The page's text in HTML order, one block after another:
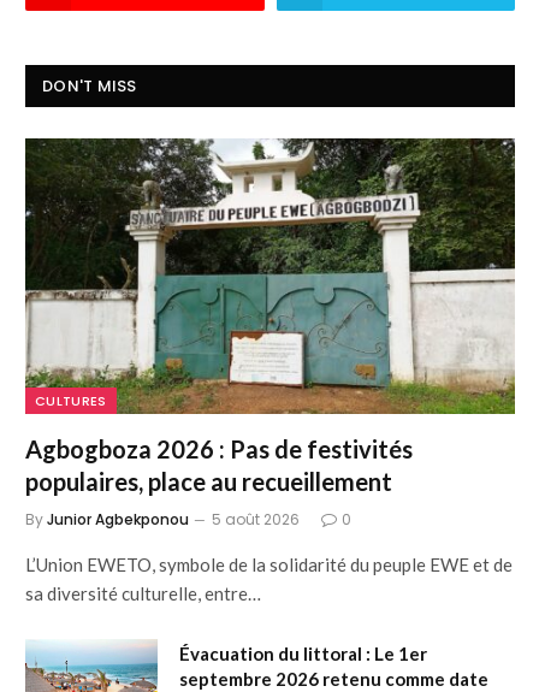
DON'T MISS
CULTURES
Agbogboza 2026 : Pas de festivités
populaires, place au recueillement
ByJunior Agbekponou 5 août 2026 0
L’Union EWETO, symbole de la solidarité du peuple EWE et de
sa diversité culturelle, entre…
Évacuation du littoral : Le 1er
septembre 2026 retenu comme date